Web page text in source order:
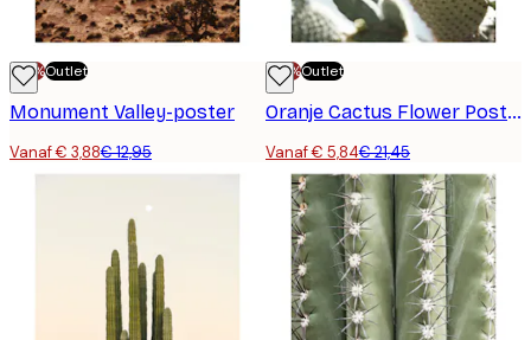
-70%Outlet
Monument Valley-poster
Vanaf € 3,88€ 12,95
-70%Outlet
Oranje Cactus Flower Poster
Vanaf € 5,84€ 21,45